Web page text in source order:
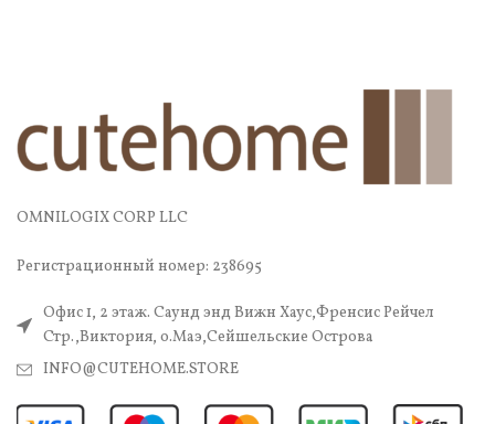
OMNILOGIX CORP LLC
Регистрационный номер: 238695
Офис 1, 2 этаж. Саунд энд Вижн Хаус,Френсис Рейчел
Стр.,Виктория, о.Маэ,Сейшельские Острова
INFO@CUTEHOME.STORE